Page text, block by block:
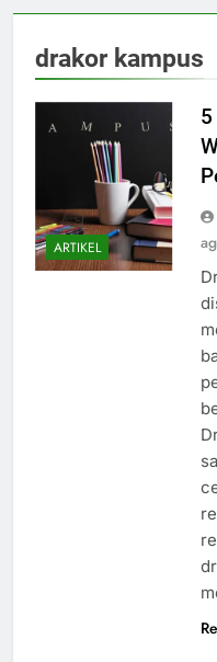
drakor kampus
ARTIKEL